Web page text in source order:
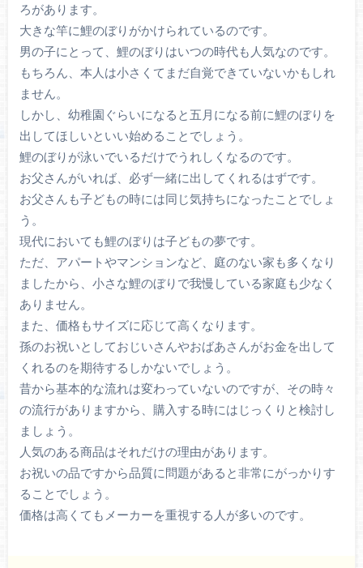
ろがあります。
大きな竿に鯉のぼりがかけられているのです。
男の子にとって、鯉のぼりはいつの時代も人気なのです。
もちろん、本人は小さくてまだ自覚できていないかもしれ
ません。
しかし、幼稚園ぐらいになると五月になる前に鯉のぼりを
出してほしいといい始めることでしょう。
鯉のぼりが泳いでいるだけでうれしくなるのです。
お父さんがいれば、必ず一緒に出してくれるはずです。
お父さんも子どもの時には同じ気持ちになったことでしょ
う。
現代においても鯉のぼりは子どもの夢です。
ただ、アパートやマンションなど、庭のない家も多くなり
ましたから、小さな鯉のぼりで我慢している家庭も少なく
ありません。
また、価格もサイズに応じて高くなります。
孫のお祝いとしておじいさんやおばあさんがお金を出して
くれるのを期待するしかないでしょう。
昔から基本的な流れは変わっていないのですが、その時々
の流行がありますから、購入する時にはじっくりと検討し
ましょう。
人気のある商品はそれだけの理由があります。
お祝いの品ですから品質に問題があると非常にがっかりす
ることでしょう。
価格は高くてもメーカーを重視する人が多いのです。